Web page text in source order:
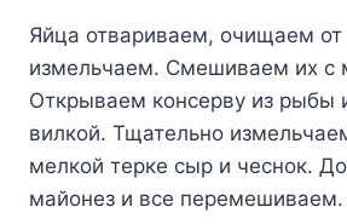
Яйца отвариваем, очищаем от
измельчаем. Смешиваем их с
Открываем консерву из рыбы
вилкой. Тщательно
мелкой терке сыр и чеснок.
майонез и все перемешиваем.